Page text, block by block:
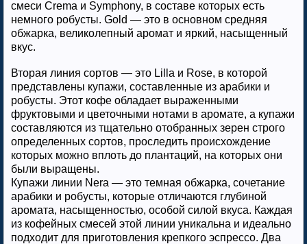
смеси Crema и Symphony, в составе которых есть
немного робусты. Gold — это в основном средняя
обжарка, великолепный аромат и яркий, насыщенный
вкус.
Вторая линия сортов — это Lilla и Rose, в которой
представлены купажи, составленные из арабики и
робусты. Этот кофе обладает выраженными
фруктовыми и цветочными нотами в аромате, а купажи
составляются из тщательно отобранных зерен строго
определенных сортов, проследить происхождение
которых можно вплоть до плантаций, на которых они
были выращены.
Купажи линии Nera — это темная обжарка, сочетание
арабики и робусты, которые отличаются глубиной
аромата, насыщенностью, особой силой вкуса. Каждая
из кофейных смесей этой линии уникальна и идеально
подходит для приготовления крепкого эспрессо. Два